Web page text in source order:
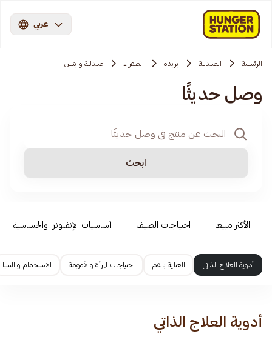
عربي
الرئيسية الصيدلية بريدة الصفراء صيدلية وايتس
وصل حديثًا
ابحث
الأكثر مبيعا احتياجات الصيف أساسيات الإنفلونزا والحساسية
أدوية العلاج الذاتي العناية بالفم احتياجات المرأة والأمومة الاستحمام و السبا
أدوية العلاج الذاتي